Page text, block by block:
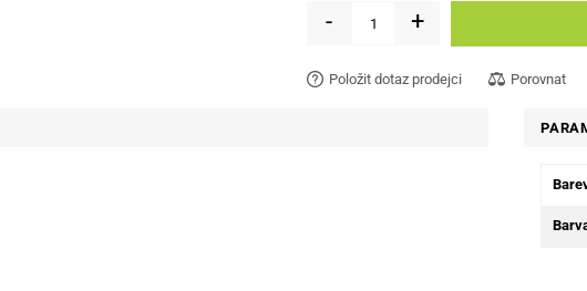
- +
Položit dotaz prodejci Porovnat